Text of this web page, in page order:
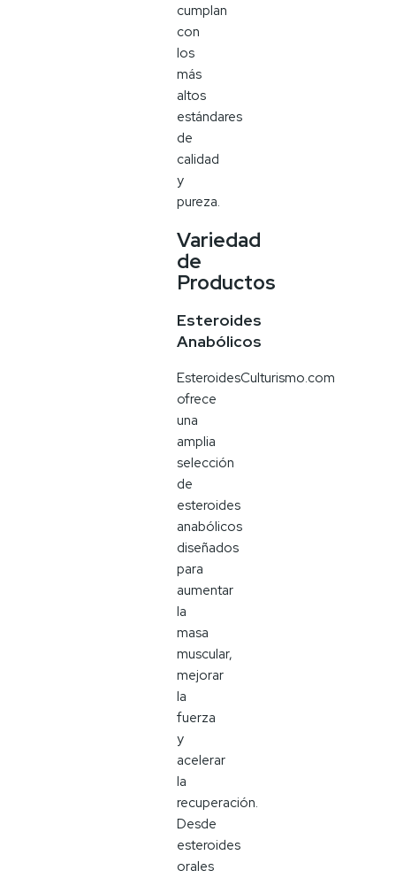
cumplan
con
los
más
altos
estándares
de
calidad
y
pureza.
Variedad
de
Productos
Esteroides
Anabólicos
EsteroidesCulturismo.com
ofrece
una
amplia
selección
de
esteroides
anabólicos
diseñados
para
aumentar
la
masa
muscular,
mejorar
la
fuerza
y
acelerar
la
recuperación.
Desde
esteroides
orales